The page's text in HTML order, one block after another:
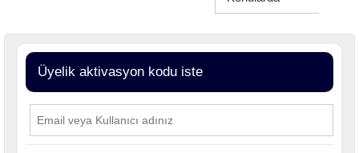
Üyelik aktivasyon kodu iste